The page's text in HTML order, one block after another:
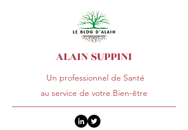
ALAIN SUPPINI
Un professionnel de Santé
au service de votre Bien-être